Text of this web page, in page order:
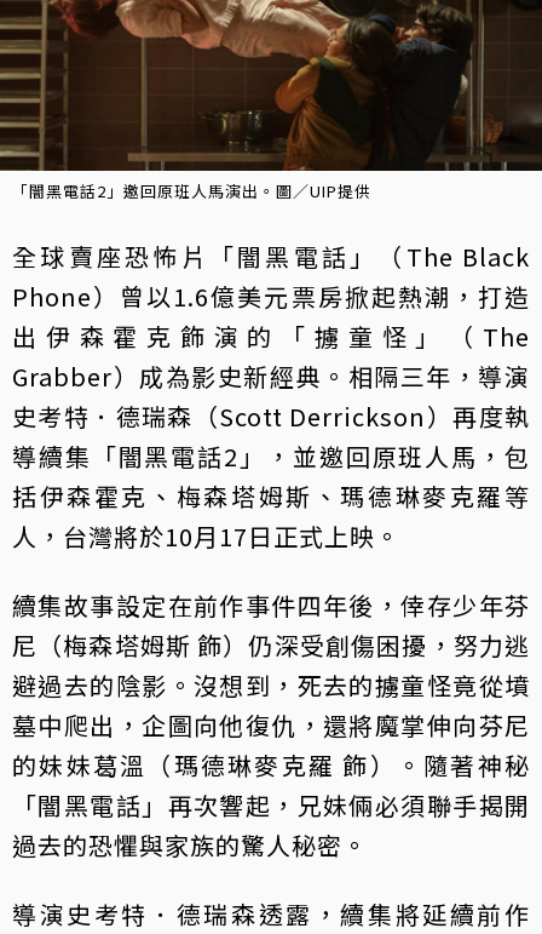
「闇黑電話2」邀回原班人馬演出。圖／UIP提供
全球賣座恐怖片「闇黑電話」（The Black
Phone）曾以1.6億美元票房掀起熱潮，打造
出伊森霍克飾演的「擄童怪」（The
Grabber）成為影史新經典。相隔三年，導演
史考特．德瑞森（Scott Derrickson）再度執
導續集「闇黑電話2」，並邀回原班人馬，包
括伊森霍克、梅森塔姆斯、瑪德琳麥克羅等
人，台灣將於10月17日正式上映。
續集故事設定在前作事件四年後，倖存少年芬
尼（梅森塔姆斯 飾）仍深受創傷困擾，努力逃
避過去的陰影。沒想到，死去的擄童怪竟從墳
墓中爬出，企圖向他復仇，還將魔掌伸向芬尼
的妹妹葛溫（瑪德琳麥克羅 飾）。隨著神秘
「闇黑電話」再次響起，兄妹倆必須聯手揭開
過去的恐懼與家族的驚人秘密。
導演史考特．德瑞森透露，續集將延續前作